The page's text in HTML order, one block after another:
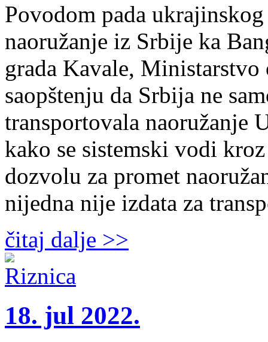
Povodom pada
naoružanje iz Srbije ka
grada Kavale,
saopštenju da Srbija ne
transportovala naoružanje
kako se sistemski vodi
dozvolu za promet
nijedna nije izdata za
čitaj dalje >>
18. jul 2022.